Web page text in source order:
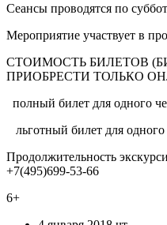
Сеансы проводятся по
Мероприятие участвует в
СТОИМОСТЬ БИЛЕТОВ
ПРИОБРЕСТИ ТОЛЬКО
полный билет для одного
льготный билет для одного
Продолжительность
+7(495)699-53-66
6+